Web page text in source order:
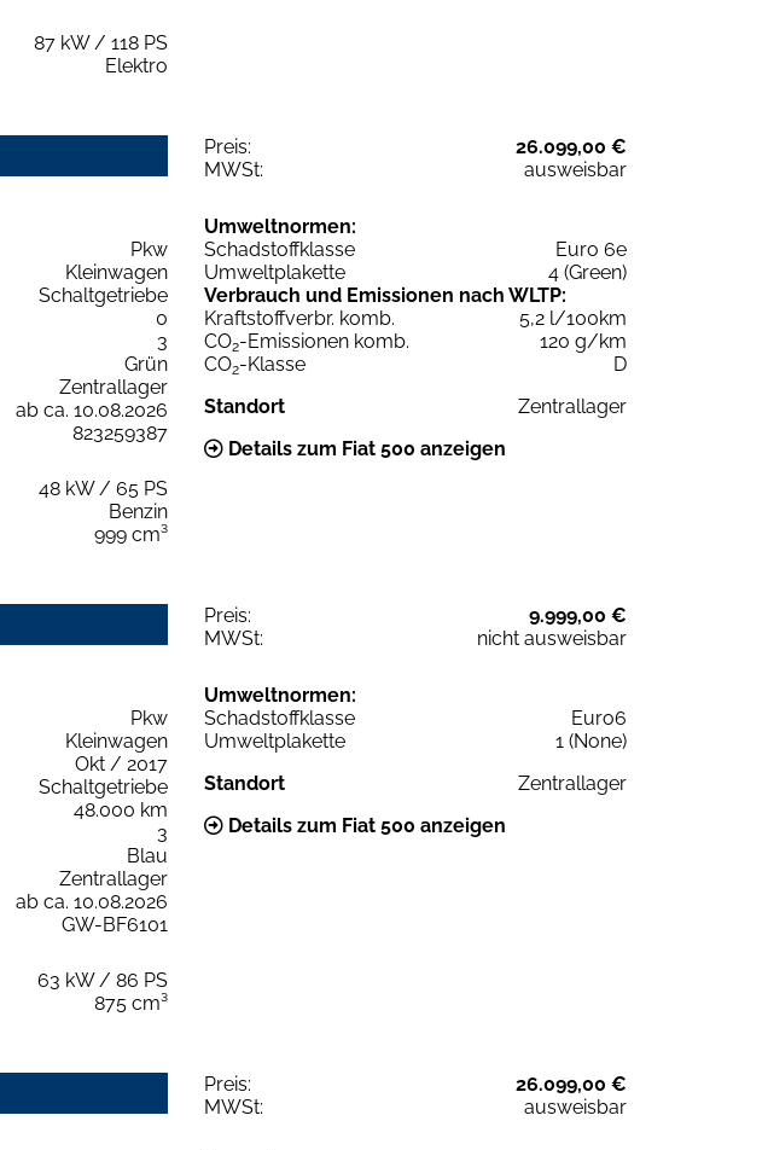
87 kW / 118 PS
Elektro
Preis:
26.099,00 €
MWSt:
ausweisbar
Pkw
Kleinwagen
Schaltgetriebe
0
3
Grün
Zentrallager
ab ca. 10.08.2026
823259387
48 kW / 65 PS
Benzin
999 cm³
Umweltnormen:
Schadstoffklasse
Euro 6e
Umweltplakette
4 (Green)
Verbrauch und Emissionen nach WLTP:
Kraftstoffverbr. komb.
5,2 l/100km
CO2-Emissionen komb.
120 g/km
CO2-Klasse
D
Standort
Zentrallager
Details zum Fiat 500 anzeigen
Preis:
9.999,00 €
MWSt:
nicht ausweisbar
Pkw
Kleinwagen
Okt / 2017
Schaltgetriebe
48.000 km
3
Blau
Zentrallager
ab ca. 10.08.2026
GW-BF6101
63 kW / 86 PS
875 cm³
Umweltnormen:
Schadstoffklasse
Euro6
Umweltplakette
1 (None)
Standort
Zentrallager
Details zum Fiat 500 anzeigen
Preis:
26.099,00 €
MWSt:
ausweisbar